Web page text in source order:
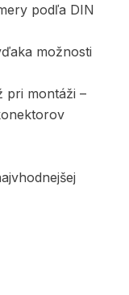
podľa DIN
možnosti
pri montáži –